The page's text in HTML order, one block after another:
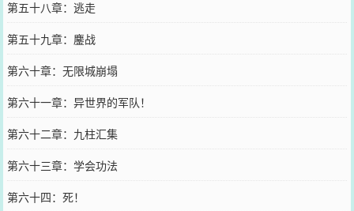
第五十八章：逃走
第五十九章：鏖战
第六十章：无限城崩塌
第六十一章：异世界的军队！
第六十二章：九柱汇集
第六十三章：学会功法
第六十四：死！